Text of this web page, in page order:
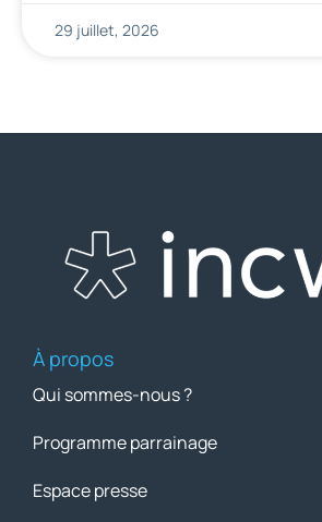
29 juillet, 2026
À propos
Qui sommes-nous ?
Programme parrainage
Espace presse